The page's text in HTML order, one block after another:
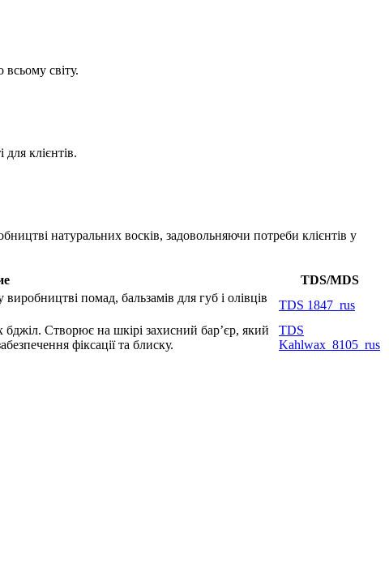
світу.
клієнтів.
натуральних восків, задовольняючи потреби клієнтів у
TDS/MDS
помад, бальзамів для губ і олівців
TDS 1847_rus
Створює на шкірі захисний бар’єр, який
фіксації та блиску.
TDS
Kahlwax_8105_rus